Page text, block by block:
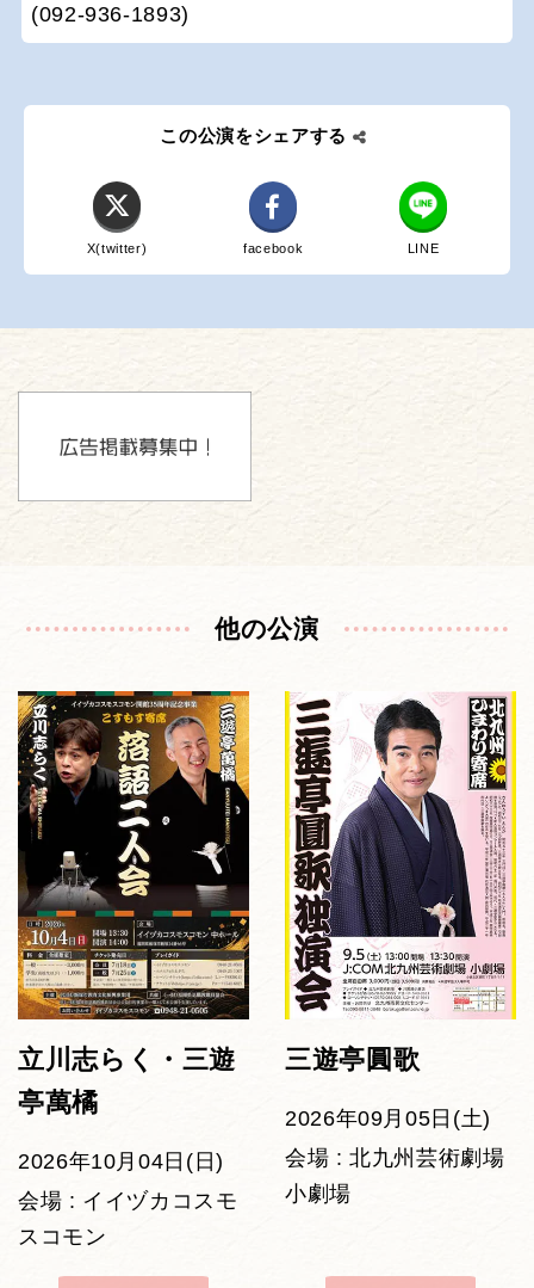
(092-936-1893)
この公演をシェアする
X(twitter) facebook LINE
他の公演
立川志らく・三遊
亭萬橘
2026年10月04日(日)
会場 : イイヅカコスモ
スコモン
三遊亭圓歌
2026年09月05日(土)
会場 : 北九州芸術劇場
小劇場